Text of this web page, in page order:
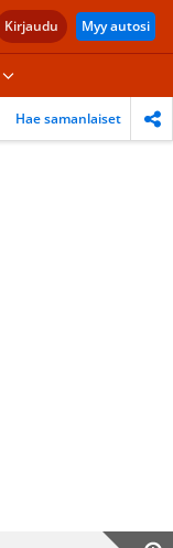
Kirjaudu Myy autosi
Hae samanlaiset